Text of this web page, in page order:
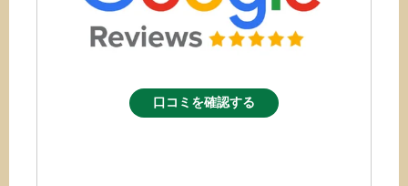
口コミを確認する